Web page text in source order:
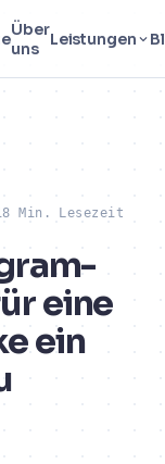
Über
uns
Leistungen
Min. Lesezeit
eine
ein